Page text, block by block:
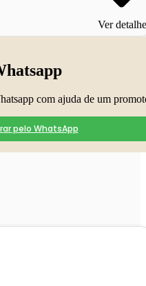
Ver
com ajuda de um
pelo WhatsApp